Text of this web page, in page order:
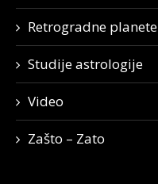
Retrogradne planete
Studije astrologije
Video
Zašto – Zato